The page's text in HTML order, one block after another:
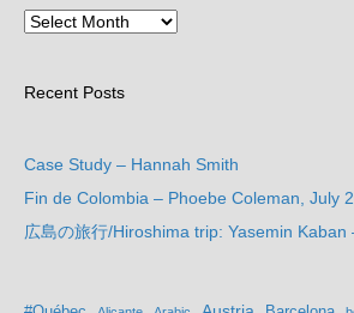
Recent Posts
Case Study – Hannah Smith
Fin de Colombia – Phoebe Coleman, July
広島の旅行/Hiroshima trip: Yasemin Kaban